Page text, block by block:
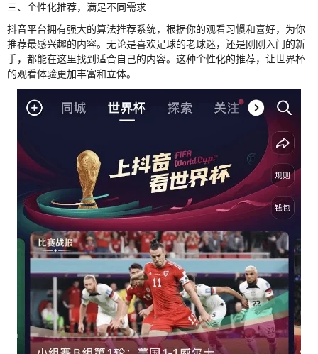
三、个性化推荐，满足不同需求
抖音平台拥有强大的算法推荐系统，根据你的观看习惯和喜好，为你
推荐最感兴趣的内容。无论是喜欢足球的老球迷，还是刚刚入门的新
手，都能在这里找到适合自己的内容。这种个性化的推荐，让世界杯
的观看体验更加丰富和立体。